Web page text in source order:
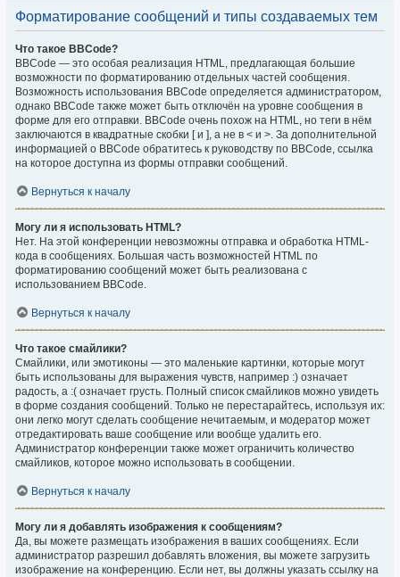
Форматирование сообщений и типы создаваемых тем
Что такое BBCode?
BBCode — это особая реализация HTML, предлагающая большие
возможности по форматированию отдельных частей сообщения.
Возможность использования BBCode определяется администратором,
однако BBCode также может быть отключён на уровне сообщения в
форме для его отправки. BBCode очень похож на HTML, но теги в нём
заключаются в квадратные скобки [ и ], а не в < и >. За дополнительной
информацией о BBCode обратитесь к руководству по BBCode, ссылка
на которое доступна из формы отправки сообщений.
Вернуться к началу
Могу ли я использовать HTML?
Нет. На этой конференции невозможны отправка и обработка HTML-
кода в сообщениях. Большая часть возможностей HTML по
форматированию сообщений может быть реализована с
использованием BBCode.
Вернуться к началу
Что такое смайлики?
Смайлики, или эмотиконы — это маленькие картинки, которые могут
быть использованы для выражения чувств, например :) означает
радость, а :( означает грусть. Полный список смайликов можно увидеть
в форме создания сообщений. Только не перестарайтесь, используя их:
они легко могут сделать сообщение нечитаемым, и модератор может
отредактировать ваше сообщение или вообще удалить его.
Администратор конференции также может ограничить количество
смайликов, которое можно использовать в сообщении.
Вернуться к началу
Могу ли я добавлять изображения к сообщениям?
Да, вы можете размещать изображения в ваших сообщениях. Если
администратор разрешил добавлять вложения, вы можете загрузить
изображение на конференцию. Если нет, вы должны указать ссылку на